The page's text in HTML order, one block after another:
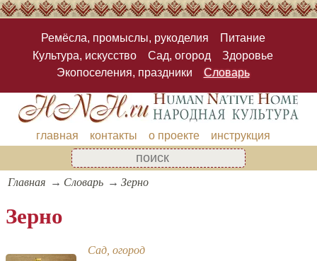
Ремёсла, промыслы, рукоделия
Питание
Культура, искусство
Сад, огород
Здоровье
Экопоселения, праздники
Словарь
главная контакты о проекте инструкция
Главная Словарь Зерно
Зерно
Сад, огород